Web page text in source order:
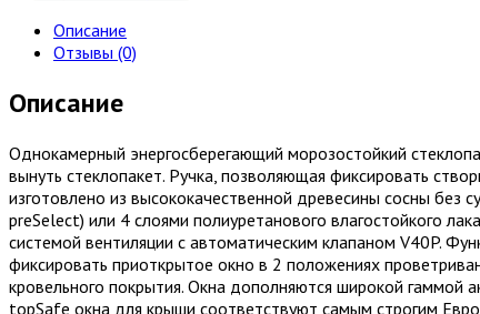
Описание
Отзывы (0)
Описание
Однокамерный энергосберегающий морозостойкий
вынуть стеклопакет. Ручка, позволяющая фиксировать
изготовлено из высококачественной древесины сосны без
preSelect) или 4 слоями полиуретанового влагостойкого
системой вентиляции с автоматическим клапаном V40P.
фиксировать приоткрытое окно в 2 положениях
кровельного покрытия. Окна дополняются широкой гаммой
topSafe окна для крыши соответствуют самым строгим